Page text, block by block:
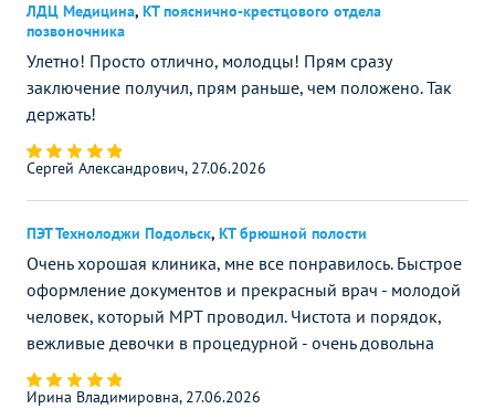
ЛДЦ Медицина, КТ пояснично-крестцового отдела
позвоночника
Улетно! Просто отлично, молодцы! Прям сразу
заключение получил, прям раньше, чем положено. Так
держать!
Сергей Александрович, 27.06.2026
ПЭТ Технолоджи Подольск, КТ брюшной полости
Очень хорошая клиника, мне все понравилось. Быстрое
оформление документов и прекрасный врач - молодой
человек, который МРТ проводил. Чистота и порядок,
вежливые девочки в процедурной - очень довольна
Ирина Владимировна, 27.06.2026